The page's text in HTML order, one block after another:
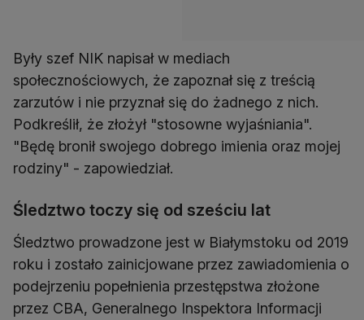
Były szef NIK napisał w mediach
społecznościowych, że zapoznał się z treścią
zarzutów i nie przyznał się do żadnego z nich.
Podkreślił, że złożył "stosowne wyjaśniania".
"Będę bronił swojego dobrego imienia oraz mojej
rodziny" - zapowiedział.
Śledztwo toczy się od sześciu lat
Śledztwo prowadzone jest w Białymstoku od 2019
roku i zostało zainicjowane przez zawiadomienia o
podejrzeniu popełnienia przestępstwa złożone
przez CBA, Generalnego Inspektora Informacji